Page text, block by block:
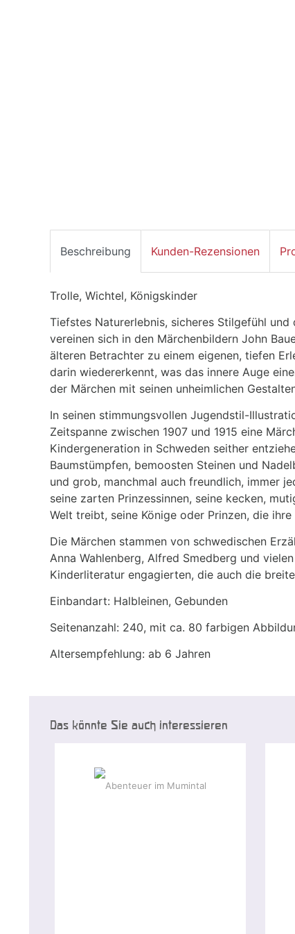
Beschreibung Kunden-Rezensionen
Trolle, Wichtel, Königskinder
Tiefstes Naturerlebnis, sicheres Stilgefühl
vereinen sich in den Märchenbildern John
älteren Betrachter zu einem eigenen, tiefen
darin wiedererkennt, was das innere Auge
der Märchen mit seinen unheimlichen
In seinen stimmungsvollen Jugendstil-
Zeitspanne zwischen 1907 und 1915 eine
Kindergeneration in Schweden seither
Baumstümpfen, bemoosten Steinen und
und grob, manchmal auch freundlich, immer
seine zarten Prinzessinnen, seine kecken,
Welt treibt, seine Könige oder Prinzen, die
Die Märchen stammen von schwedischen
Anna Wahlenberg, Alfred Smedberg und
Kinderliteratur engagierten, die auch die
Einbandart: Halbleinen, Gebunden
Seitenanzahl: 240, mit ca. 80 farbigen
Altersempfehlung: ab 6 Jahren
Das könnte Sie auch interessieren